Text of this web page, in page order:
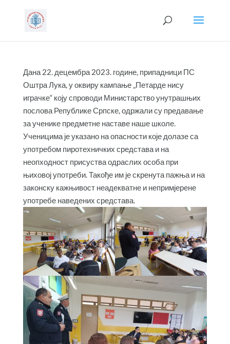
Дана 22. децембра 2023. године, припадници ПС
Оштра Лука, у оквиру кампање „Петарде нису
играчке“ коју спроводи Министарство унутрашњих
послова Републике Српске, одржали су предавање
за ученике предметне наставе наше школе.
Ученицима је указано на опасности које долазе са
употребом пиротехничких средстава и на
неопходност присуства одраслих особа при
њиховој употреби. Такође им је скренута пажња и на
законску кажњивост неадекватне и непримјерене
употребе наведених средстава.